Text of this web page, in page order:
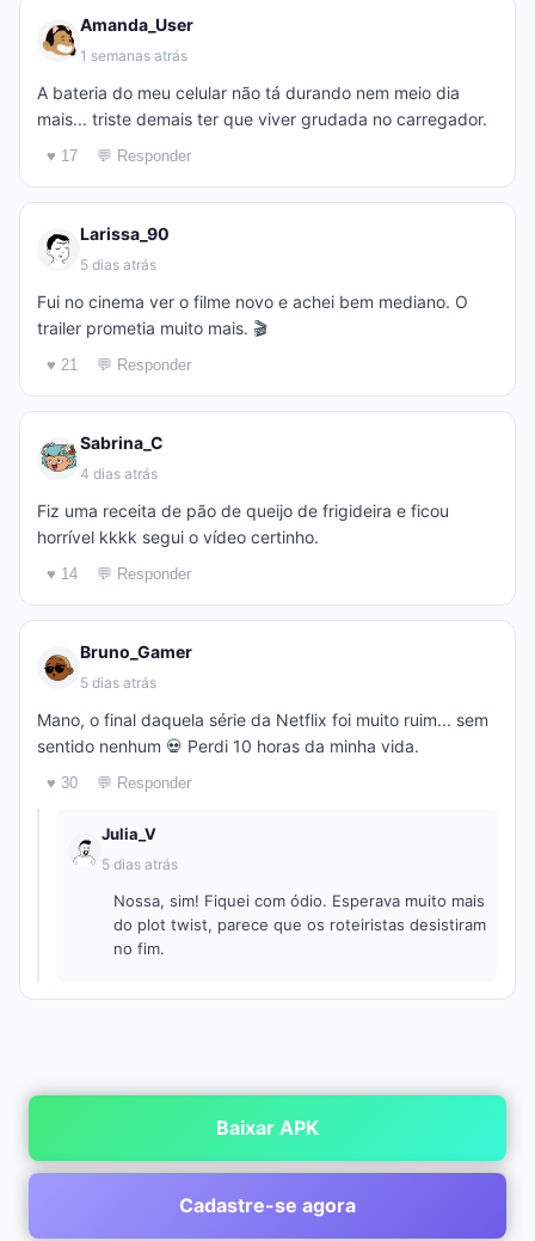
Amanda_User
1 semanas atrás
A bateria do meu celular não tá durando nem meio dia
mais... triste demais ter que viver grudada no carregador.
♥ 17 💬 Responder
Larissa_90
5 dias atrás
Fui no cinema ver o filme novo e achei bem mediano. O
trailer prometia muito mais. 🎬
♥ 21 💬 Responder
Sabrina_C
4 dias atrás
Fiz uma receita de pão de queijo de frigideira e ficou
horrível kkkk segui o vídeo certinho.
♥ 14 💬 Responder
Bruno_Gamer
5 dias atrás
Mano, o final daquela série da Netflix foi muito ruim... sem
sentido nenhum 💀 Perdi 10 horas da minha vida.
♥ 30 💬 Responder
Julia_V
5 dias atrás
Nossa, sim! Fiquei com ódio. Esperava muito mais
do plot twist, parece que os roteiristas desistiram
no fim.
Baixar APK
Cadastre-se agora